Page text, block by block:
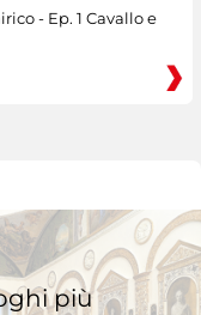
- Ep. 1 Cavallo e
più